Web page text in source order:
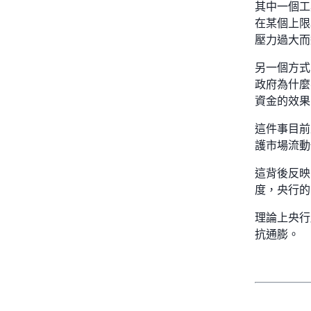
其中一個
在某個上
壓力過大
另一個方
政府為什
資金的效
這件事目
護市場流
這背後反
度，央行
理論上央
抗通膨。